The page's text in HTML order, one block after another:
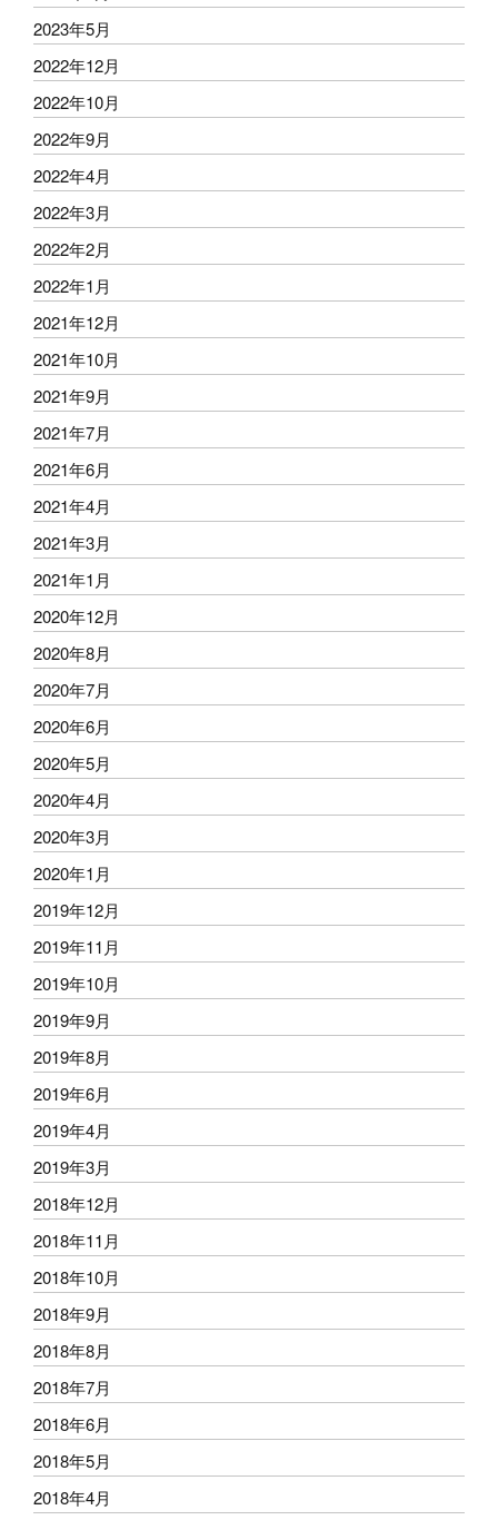
2023年5月
2022年12月
2022年10月
2022年9月
2022年4月
2022年3月
2022年2月
2022年1月
2021年12月
2021年10月
2021年9月
2021年7月
2021年6月
2021年4月
2021年3月
2021年1月
2020年12月
2020年8月
2020年7月
2020年6月
2020年5月
2020年4月
2020年3月
2020年1月
2019年12月
2019年11月
2019年10月
2019年9月
2019年8月
2019年6月
2019年4月
2019年3月
2018年12月
2018年11月
2018年10月
2018年9月
2018年8月
2018年7月
2018年6月
2018年5月
2018年4月